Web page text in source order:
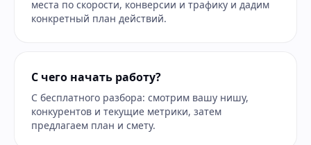
места по скорости, конверсии и трафику и дадим
конкретный план действий.
С чего начать работу?
С бесплатного разбора: смотрим вашу нишу,
конкурентов и текущие метрики, затем
предлагаем план и смету.